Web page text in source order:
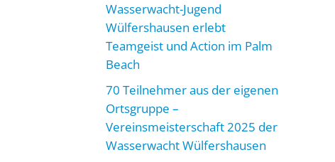
Wasserwacht-Jugend
Wülfershausen erlebt
Teamgeist und Action im Palm
Beach
70 Teilnehmer aus der eigenen
Ortsgruppe –
Vereinsmeisterschaft 2025 der
Wasserwacht Wülfershausen